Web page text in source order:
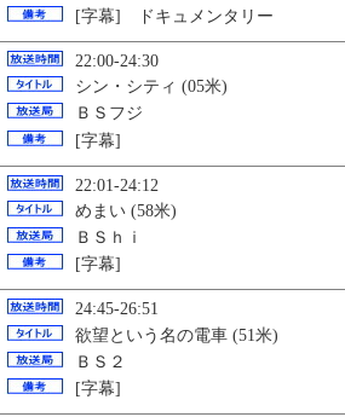
[字幕] ドキュメンタリー
22:00-24:30
シン・シティ (05米)
ＢＳフジ
[字幕]
22:01-24:12
めまい (58米)
ＢＳｈｉ
[字幕]
24:45-26:51
欲望という名の電車 (51米)
ＢＳ２
[字幕]